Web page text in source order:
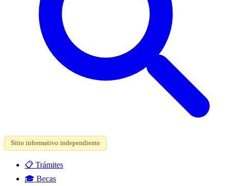
Sitio informativo independiente
📋 Trámites
🎓 Becas